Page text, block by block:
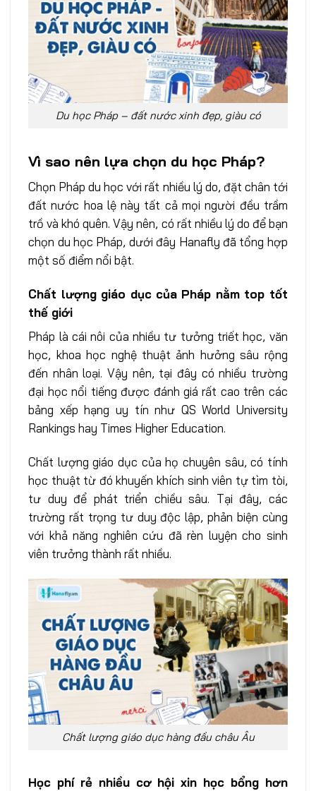
Du học Pháp – đất nước xinh đẹp, giàu có
Vì sao nên lựa chọn du học Pháp?
Chọn Pháp du học với rất nhiều lý do, đặt chân tới
đất nước hoa lệ này tất cả mọi người đều trầm
trồ và khó quên. Vậy nên, có rất nhiều lý do để bạn
chọn du học Pháp, dưới đây Hanafly đã tổng hợp
một số điểm nổi bật.
Chất lượng giáo dục của Pháp nằm top tốt
thế giới
Pháp là cái nôi của nhiều tư tưởng triết học, văn
học, khoa học nghệ thuật ảnh hưởng sâu rộng
đến nhân loại. Vậy nên, tại đây có nhiều trường
đại học nổi tiếng được đánh giá rất cao trên các
bảng xếp hạng uy tín như QS World University
Rankings hay Times Higher Education.
Chất lượng giáo dục của họ chuyên sâu, có tính
học thuật từ đó khuyến khích sinh viên tự tìm tòi,
tư duy để phát triển chiều sâu. Tại đây, các
trường rất trọng tư duy độc lập, phản biện cùng
với khả năng nghiên cứu đã rèn luyện cho sinh
viên trưởng thành rất nhiều.
Chất lượng giáo dục hàng đầu châu Âu
Học phí rẻ nhiều cơ hội xin học bổng hơn